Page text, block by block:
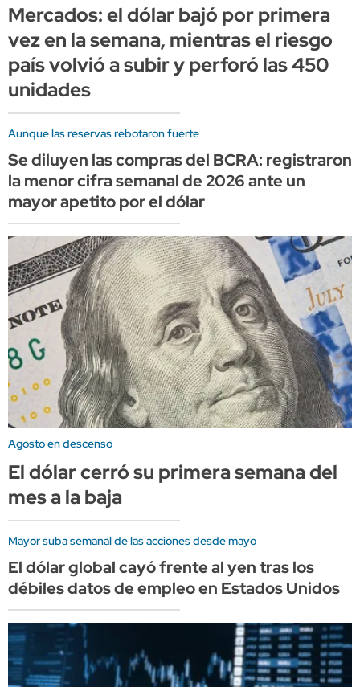
Mercados: el dólar bajó por primera
vez en la semana, mientras el riesgo
país volvió a subir y perforó las 450
unidades
Aunque las reservas rebotaron fuerte
Se diluyen las compras del BCRA: registraron
la menor cifra semanal de 2026 ante un
mayor apetito por el dólar
Agosto en descenso
El dólar cerró su primera semana del
mes a la baja
Mayor suba semanal de las acciones desde mayo
El dólar global cayó frente al yen tras los
débiles datos de empleo en Estados Unidos